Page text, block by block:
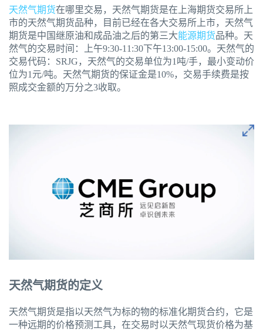
天然气期货在哪里交易，天然气期货是在上海期货交易所上
市的天然气期货品种，目前已经在各大交易所上市，天然气
期货是中国继原油和成品油之后的第三大能源期货品种。天
然气的交易时间：上午9:30-11:30下午13:00-15:00。天然气的
交易代码：SRJG，天然气的交易单位为1吨/手，最小变动价
位为1元/吨。天然气期货的保证金是10%，交易手续费是按
照成交金额的万分之3收取。
天然气期货的定义
天然气期货是指以天然气为标的物的标准化期货合约，它是
一种远期的价格预测工具，在交易时以天然气现货价格为基